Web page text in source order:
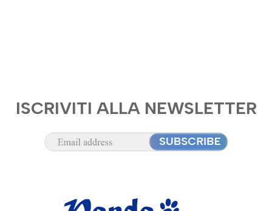
ISCRIVITI ALLA NEWSLETTER